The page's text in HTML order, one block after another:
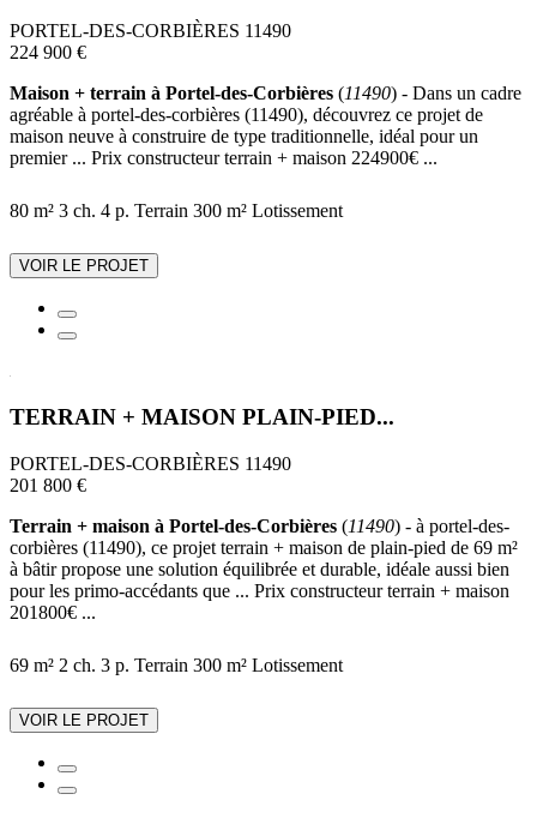
PORTEL-DES-CORBIÈRES 11490
224 900 €
Maison + terrain à Portel-des-Corbières (11490) - Dans un cadre
agréable à portel-des-corbières (11490), découvrez ce projet de
maison neuve à construire de type traditionnelle, idéal pour un
premier ... Prix constructeur terrain + maison 224900€ ...
80 m² 3 ch. 4 p. Terrain 300 m² Lotissement
VOIR LE PROJET
TERRAIN + MAISON PLAIN-PIED...
PORTEL-DES-CORBIÈRES 11490
201 800 €
Terrain + maison à Portel-des-Corbières (11490) - à portel-des-
corbières (11490), ce projet terrain + maison de plain-pied de 69 m²
à bâtir propose une solution équilibrée et durable, idéale aussi bien
pour les primo-accédants que ... Prix constructeur terrain + maison
201800€ ...
69 m² 2 ch. 3 p. Terrain 300 m² Lotissement
VOIR LE PROJET